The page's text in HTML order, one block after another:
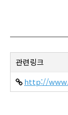
관련링크
http://